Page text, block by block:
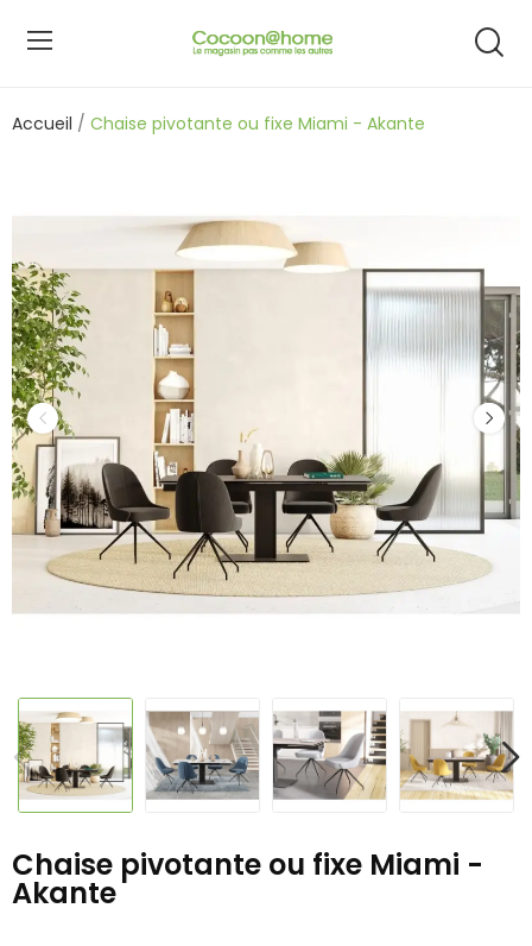
Accueil Chaise pivotante ou fixe Miami - Akante
Chaise pivotante ou fixe Miami -
Akante